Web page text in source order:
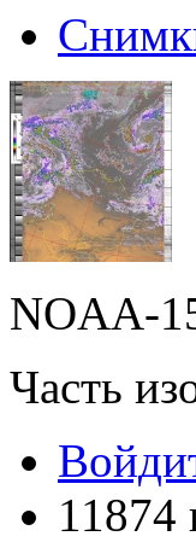
NOAA-
Часть
11874